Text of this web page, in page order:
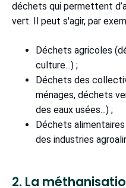
déchets qui permettent
vert. Il peut s'agir, par
Déchets agricoles
culture...) ;
Déchets des
ménages, déchets
des eaux usées...) ;
Déchets
des industries
2. La